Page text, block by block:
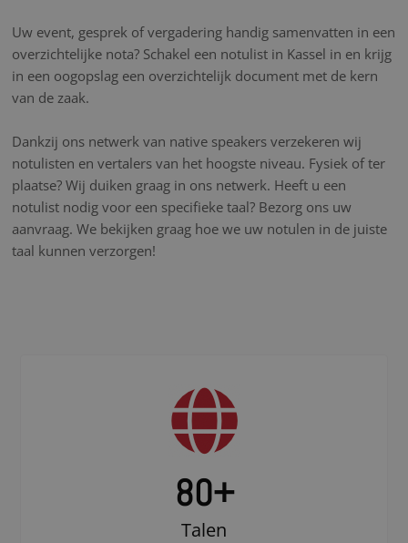
Uw event, gesprek of vergadering handig samenvatten in een
overzichtelijke nota? Schakel een notulist in Kassel in en krijg
in een oogopslag een overzichtelijk document met de kern
van de zaak.
Dankzij ons netwerk van native speakers verzekeren wij
notulisten en vertalers van het hoogste niveau. Fysiek of ter
plaatse? Wij duiken graag in ons netwerk. Heeft u een
notulist nodig voor een specifieke taal? Bezorg ons uw
aanvraag. We bekijken graag hoe we uw notulen in de juiste
taal kunnen verzorgen!
80+
Talen